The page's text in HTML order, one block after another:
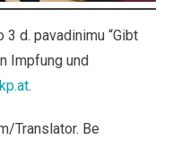
d. pavadinimu “Gibt
Impfung und
.
Translator. Be